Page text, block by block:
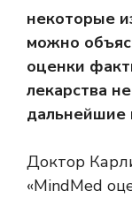
некоторые
можно
оценки
лекарства
дальнейшие
Доктор
«MindMed